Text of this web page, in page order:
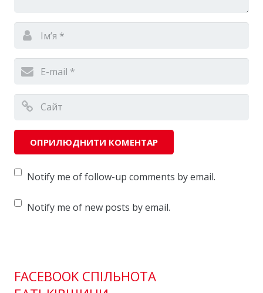
Notify me of follow-up comments by email.
Notify me of new posts by email.
FACEBOOK СПІЛЬНОТА